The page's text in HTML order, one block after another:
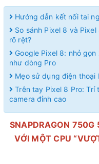
Hướng dẫn kết nối tai
So sánh Pixel 8 và
rõ rệt?
Google Pixel 8: nhỏ
như dòng Pro
Mẹo sử dụng điện
Trên tay Pixel 8 Pro: Trí
camera đỉnh cao
SNAPDRAGON 750G
VỚI MỘT CPU